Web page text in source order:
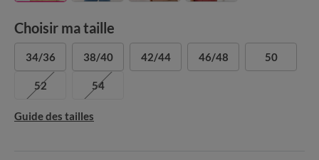
Choisir ma taille
34/36 38/40 42/44 46/48 50
52 54
Guide des tailles